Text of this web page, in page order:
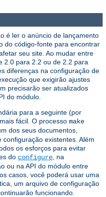
é ler o anúncio de lançamento
do código-fonte para encontrar
seu site. Ao mudar entre
2.0 para 2.2 ou de 2.2 para
diferenças na configuração de
que exigirão ajustes
precisarão ser atualizados
do módulo.
para a seguinte (por
fácil. O processo make
dos seus documentos,
existentes. Além
os esforços para evitar
do configure , na
ou na API do módulo entre
casos, você poderá usar uma
um arquivo de configuração
funcionando.